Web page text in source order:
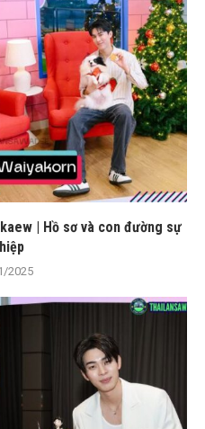
| Hồ sơ và con đường sự
2025